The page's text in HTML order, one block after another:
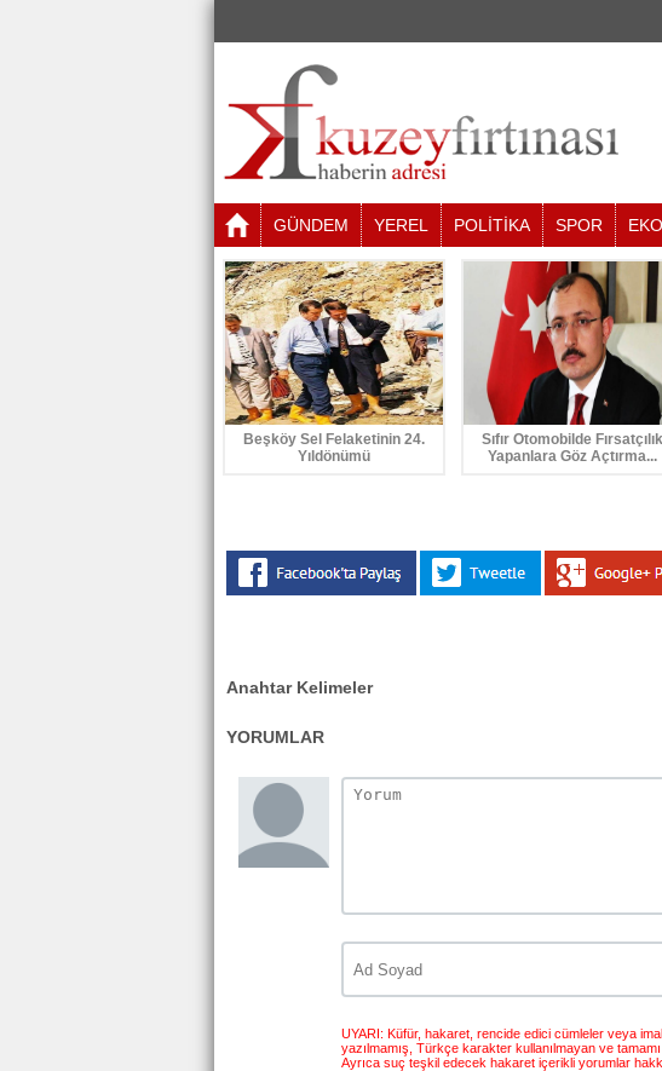
GÜNDEM YEREL POLİTİKA SPOR
Beşköy Sel Felaketinin 24.
Yıldönümü
Sıfır Otomobilde Fırsatçılık
Yapanlara Göz Açtırma...
Anahtar Kelimeler
YORUMLAR
UYARI: Küfür, hakaret, rencide edici cümleler veya
yazılmamış, Türkçe karakter kullanılmayan ve
Ayrıca suç teşkil edecek hakaret içerikli yorumlar